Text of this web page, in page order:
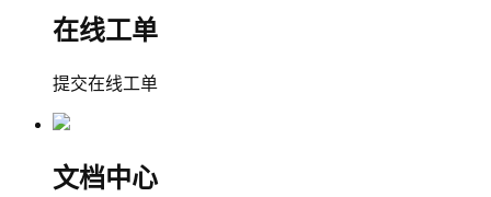
在线工单
提交在线工单
文档中心